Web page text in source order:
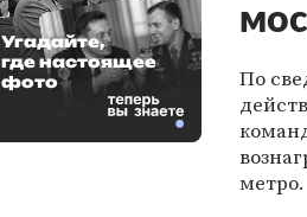
По
метро.
Угадайте,
где настоящее
фото